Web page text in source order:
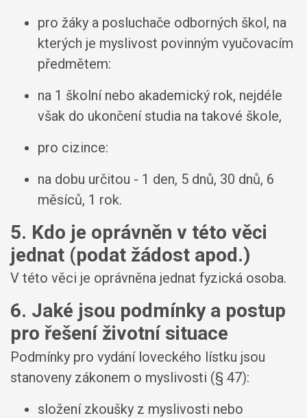
pro žáky a posluchače odborných škol, na
kterých je myslivost povinným vyučovacím
předmětem:
na 1 školní nebo akademický rok, nejdéle
však do ukončení studia na takové škole,
pro cizince:
na dobu určitou - 1 den, 5 dnů, 30 dnů, 6
měsíců, 1 rok.
5. Kdo je oprávněn v této věci
jednat (podat žádost apod.)
V této věci je oprávněna jednat fyzická osoba.
6. Jaké jsou podmínky a postup
pro řešení životní situace
Podmínky pro vydání loveckého lístku jsou
stanoveny zákonem o myslivosti (§ 47):
složení zkoušky z myslivosti nebo